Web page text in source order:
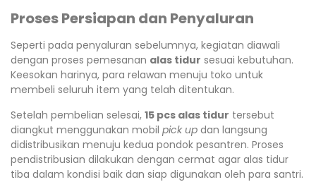
Proses Persiapan dan Penyaluran
Seperti pada penyaluran sebelumnya, kegiatan diawali
dengan proses pemesanan alas tidur sesuai kebutuhan.
Keesokan harinya, para relawan menuju toko untuk
membeli seluruh item yang telah ditentukan.
Setelah pembelian selesai, 15 pcs alas tidur tersebut
diangkut menggunakan mobil pick up dan langsung
didistribusikan menuju kedua pondok pesantren. Proses
pendistribusian dilakukan dengan cermat agar alas tidur
tiba dalam kondisi baik dan siap digunakan oleh para santri.